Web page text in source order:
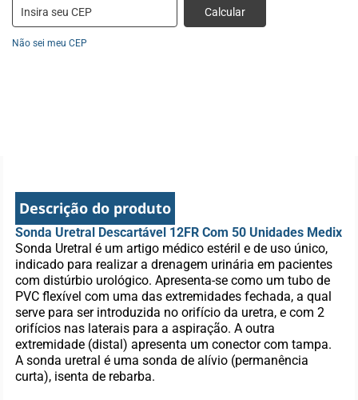
Calcular
Não sei meu CEP
Descrição do produto
Sonda Uretral Descartável 12FR Com 50 Unidades Medix
Sonda Uretral é um artigo médico estéril e de uso único,
indicado para realizar a drenagem urinária em pacientes
com distúrbio urológico. Apresenta-se como um tubo de
PVC flexível com uma das extremidades fechada, a qual
serve para ser introduzida no orifício da uretra, e com 2
orifícios nas laterais para a aspiração. A outra
extremidade (distal) apresenta um conector com tampa.
A sonda uretral é uma sonda de alívio (permanência
curta), isenta de rebarba.